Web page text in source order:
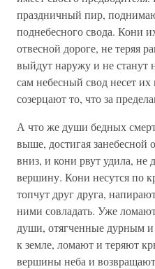
праздничный пир,
поднебесного свода. Кони
отвесной дороге, не теряя
выйдут наружу и не станут
сам небесный свод несет
созерцают то, что за
А что же души бедных
выше, достигая занебесной
вниз, и кони рвут удила, не
вершину. Кони несутся по
топчут друг друга,
ними совладать. Уже
души, отягченные дурным
к земле, ломают и теряют
вершины неба и